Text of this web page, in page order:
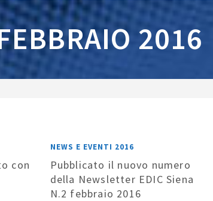
2016
con
NEWS E EVENTI 2016
Pubblicato il nuovo numero
della Newsletter EDIC Siena
N.2 febbraio 2016